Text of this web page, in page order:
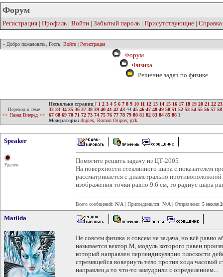
Форум
Регистрация | Профиль | Войти | Забытый пароль | Присутствующие | Справка
» Добро пожаловать, Гость: Войти | Регистрация
Форум
Физика
Решение задач по физике
Переход к теме
<< Назад Вперед >>
Несколько страниц [ 1 2 3 4 5 6 7 8 9 10 11 12 13 14 15 16 17 18 19 20 21 22 23
32 33 34 35 36 37 38 39 40 41 42 43 44 45 46 47 48 49 50 51 52 53 54 55 56 57 58
67 68 69 70 71 72 73 74 75 76 77 78 79 80 81 82 83 84 85 86 ]
Модераторы: duplex Roman Osipov, gvk
Speaker
Удален
Помогите решить задачу из ЦТ-2005
На поверхности стеклянного шара с показателем
рассматривается с диаметрально
изображения точки равно 9.6 см, то радиус шара
Всего сообщений: N/A | Присоединился: N/A | Отправлено: 5 июля
Matilda
Не совсем физика и совсем не задача, но всё
называется вектор М, модуль которого равен
который направлен перпендикулярно плоскости
стремящейся вовернуть тело против хода часовой
направлен,а то что-то замудрили с определением...